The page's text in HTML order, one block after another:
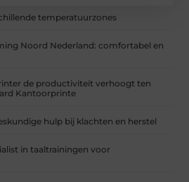
temperatuurzones
Noord Nederland: comfortabel en
de productiviteit verhoogt ten
Kantoorprinte
hulp bij klachten en herstel
in taaltrainingen voor